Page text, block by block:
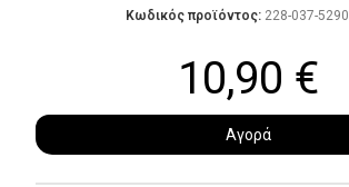
Κωδικός προϊόντος: 228-037-5290
10,90 €
Αγορά